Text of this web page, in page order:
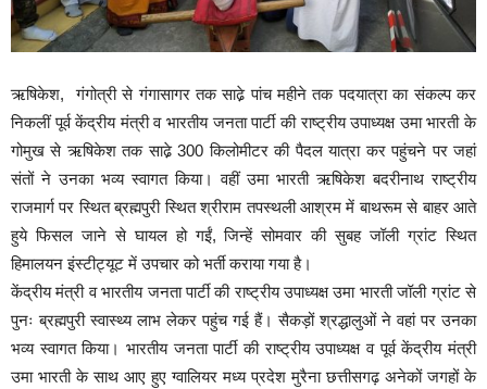
ऋषिकेश, गंगोत्री से गंगासागर तक साढे़ पांच महीने तक पदयात्रा का संकल्प कर
निकलीं पूर्व केंद्रीय मंत्री व भारतीय जनता पार्टी की राष्ट्रीय उपाध्यक्ष उमा भारती के
गोमुख से ऋषिकेश तक साढे़ 300 किलोमीटर की पैदल यात्रा कर पहुंचने पर जहां
संतों ने उनका भव्य स्वागत किया। वहीं उमा भारती ऋषिकेश बदरीनाथ राष्ट्रीय
राजमार्ग पर स्थित ब्रह्मपुरी स्थित श्रीराम तपस्थली आश्रम में बाथरूम से बाहर आते
हुये फिसल जाने से घायल हो गईं, जिन्हें सोमवार की सुबह जॉली ग्रांट स्थित
हिमालयन इंस्टीट्यूट में उपचार को भर्ती कराया गया है।
केंद्रीय मंत्री व भारतीय जनता पार्टी की राष्ट्रीय उपाध्यक्ष उमा भारती जॉली ग्रांट से
पुनः ब्रह्मपुरी स्वास्थ्य लाभ लेकर पहुंच गई हैं। सैकड़ों श्रद्धालुओं ने वहां पर उनका
भव्य स्वागत किया। भारतीय जनता पार्टी की राष्ट्रीय उपाध्यक्ष व पूर्व केंद्रीय मंत्री
उमा भारती के साथ आए हुए ग्वालियर मध्य प्रदेश मुरैना छत्तीसगढ़ अनेकों जगहों के